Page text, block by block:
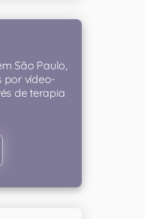
São Paulo,
por vídeo-
de terapia